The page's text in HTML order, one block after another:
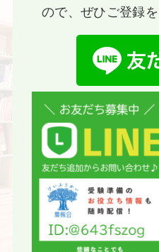
ので、ぜひご登録